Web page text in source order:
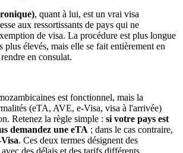
, quant à lui, est un vrai visa
aux ressortissants de pays qui ne
de visa. La procédure est plus longue
plus élevés, mais elle se fait entièrement en
en consulat.
est fonctionnel, mais la
(eTA, AVE, e-Visa, visa à l'arrivée)
Retenez la règle simple : si votre pays est
demandez une eTA ; dans le cas contraire,
. Ces deux termes désignent des